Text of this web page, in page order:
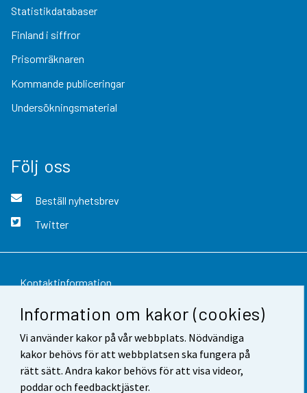
Information om kakor (cookies)
Vi använder kakor på vår webbplats. Nödvändiga
kakor behövs för att webbplatsen ska fungera på
rätt sätt. Andra kakor behövs för att visa videor,
poddar och feedbacktjäster.
Statistikdatabaser
Finland i siffror
Prisomräknaren
Kommande publiceringar
Undersökningsmaterial
Följ oss
Beställ nyhetsbrev
Twitter
Kontaktinformation
Respons
Användarvillkor
Dataskydd